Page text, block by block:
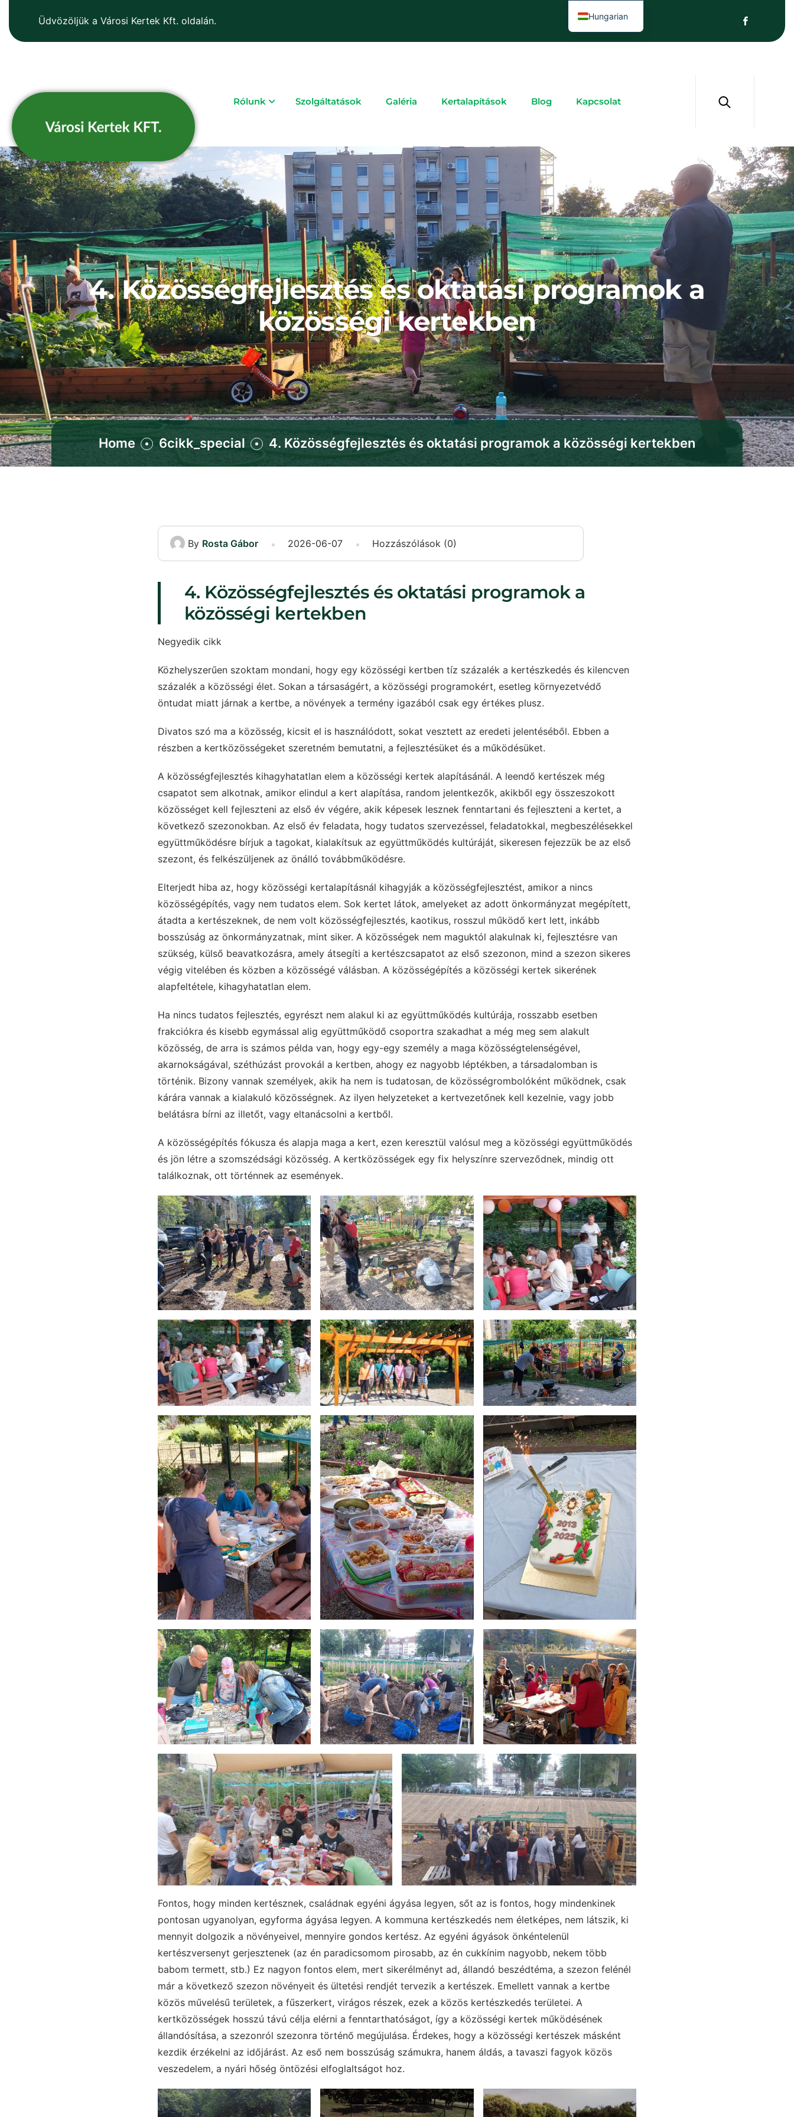
Üdvözöljük a Városi Kertek Kft. oldalán.
Rólunk Szolgáltatások Galéria Kertalapítások Blog Kapcsolat
4. Közösségfejlesztés és oktatási programok a
közösségi kertekben
Home 6cikk_special 4. Közösségfejlesztés és oktatási programok a közösségi kertekben
By Rosta Gábor 2026-06-07 Hozzászólások (0)
4. Közösségfejlesztés és oktatási programok a
közösségi kertekben
Negyedik cikk
Közhelyszerűen szoktam mondani, hogy egy közösségi kertben tíz százalék a kertészkedés és kilencven
százalék a közösségi élet. Sokan a társaságért, a közösségi programokért, esetleg környezetvédő
öntudat miatt járnak a kertbe, a növények a termény igazából csak egy értékes plusz.
Divatos szó ma a közösség, kicsit el is használódott, sokat vesztett az eredeti jelentéséből. Ebben a
részben a kertközösségeket szeretném bemutatni, a fejlesztésüket és a működésüket.
A közösségfejlesztés kihagyhatatlan elem a közösségi kertek alapításánál. A leendő kertészek még
csapatot sem alkotnak, amikor elindul a kert alapítása, random jelentkezők, akikből egy összeszokott
közösséget kell fejleszteni az első év végére, akik képesek lesznek fenntartani és fejleszteni a kertet, a
következő szezonokban. Az első év feladata, hogy tudatos szervezéssel, feladatokkal, megbeszélésekkel
együttműködésre bírjuk a tagokat, kialakítsuk az együttműködés kultúráját, sikeresen fejezzük be az első
szezont, és felkészüljenek az önálló továbbműködésre.
Elterjedt hiba az, hogy közösségi kertalapításnál kihagyják a közösségfejlesztést, amikor a nincs
közösségépítés, vagy nem tudatos elem. Sok kertet látok, amelyeket az adott önkormányzat megépített,
átadta a kertészeknek, de nem volt közösségfejlesztés, kaotikus, rosszul működő kert lett, inkább
bosszúság az önkormányzatnak, mint siker. A közösségek nem maguktól alakulnak ki, fejlesztésre van
szükség, külső beavatkozásra, amely átsegíti a kertészcsapatot az első szezonon, mind a szezon sikeres
végig vitelében és közben a közösségé válásban. A közösségépítés a közösségi kertek sikerének
alapfeltétele, kihagyhatatlan elem.
Ha nincs tudatos fejlesztés, egyrészt nem alakul ki az együttműködés kultúrája, rosszabb esetben
frakciókra és kisebb egymással alig együttműködő csoportra szakadhat a még meg sem alakult
közösség, de arra is számos példa van, hogy egy-egy személy a maga közösségtelenségével,
akarnokságával, széthúzást provokál a kertben, ahogy ez nagyobb léptékben, a társadalomban is
történik. Bizony vannak személyek, akik ha nem is tudatosan, de közösségrombolóként működnek, csak
kárára vannak a kialakuló közösségnek. Az ilyen helyzeteket a kertvezetőnek kell kezelnie, vagy jobb
belátásra bírni az illetőt, vagy eltanácsolni a kertből.
A közösségépítés fókusza és alapja maga a kert, ezen keresztül valósul meg a közösségi együttműködés
és jön létre a szomszédsági közösség. A kertközösségek egy fix helyszínre szerveződnek, mindig ott
találkoznak, ott történnek az események.
Fontos, hogy minden kertésznek, családnak egyéni ágyása legyen, sőt az is fontos, hogy mindenkinek
pontosan ugyanolyan, egyforma ágyása legyen. A kommuna kertészkedés nem életképes, nem látszik, ki
mennyit dolgozik a növényeivel, mennyire gondos kertész. Az egyéni ágyások önkéntelenül
kertészversenyt gerjesztenek (az én paradicsomom pirosabb, az én cukkínim nagyobb, nekem több
babom termett, stb.) Ez nagyon fontos elem, mert sikerélményt ad, állandó beszédtéma, a szezon felénél
már a következő szezon növényeit és ültetési rendjét tervezik a kertészek. Emellett vannak a kertbe
közös művelésű területek, a fűszerkert, virágos részek, ezek a közös kertészkedés területei. A
kertközösségek hosszú távú célja elérni a fenntarthatóságot, így a közösségi kertek működésének
állandósítása, a szezonról szezonra történő megújulása. Érdekes, hogy a közösségi kertészek másként
kezdik érzékelni az időjárást. Az eső nem bosszúság számukra, hanem áldás, a tavaszi fagyok közös
veszedelem, a nyári hőség öntözési elfoglaltságot hoz.
Hungarian